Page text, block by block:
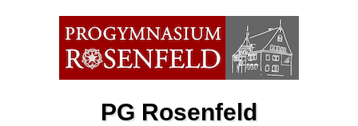
PG Rosenfeld